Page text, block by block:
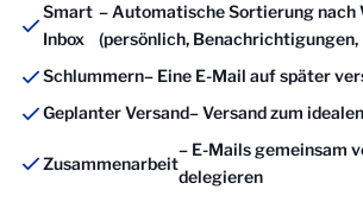
Smart
Inbox
– Automatische Sortierung
(persönlich,
Schlummern– Eine E-Mail auf später
Geplanter Versand– Versand zum
Zusammenarbeit
– E-Mails gemeinsam
delegieren